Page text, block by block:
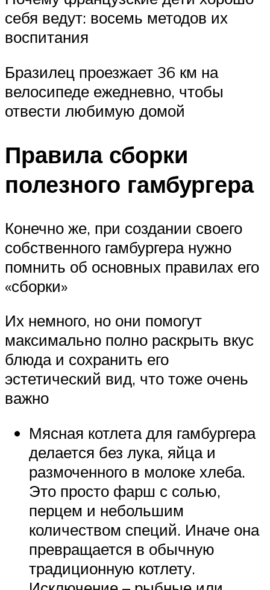
себя ведут: восемь методов их
воспитания
Бразилец проезжает 36 км на
велосипеде ежедневно, чтобы
отвести любимую домой
Правила сборки
полезного гамбургера
Конечно же, при создании своего
собственного гамбургера нужно
помнить об основных правилах его
«сборки»
Их немного, но они помогут
максимально полно раскрыть вкус
блюда и сохранить его
эстетический вид, что тоже очень
важно
Мясная котлета для гамбургера
делается без лука, яйца и
размоченного в молоке хлеба.
Это просто фарш с солью,
перцем и небольшим
количеством специй. Иначе она
превращается в обычную
традиционную котлету.